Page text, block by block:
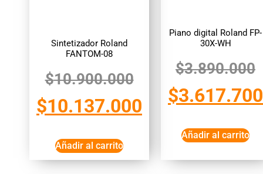
Sintetizador Roland
FANTOM-08
$10.900.000
$10.137.000
Añadir al carrito
Piano digital Roland FP-
30X-WH
$3.890.000
$3.617.700
Añadir al carrito